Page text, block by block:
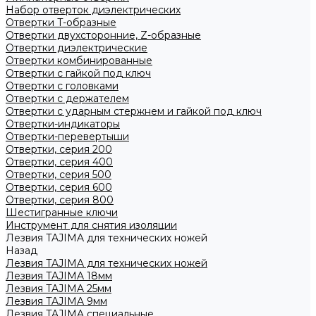
Набор отверток диэлектрических
Отвертки T-образные
Отвертки двухсторонние, Z-образные
Отвертки диэлектрические
Отвертки комбинированные
Отвертки с гайкой под ключ
Отвертки с головками
Отвертки с держателем
Отвертки с ударным стержнем и гайкой под ключ
Отвертки-индикаторы
Отвертки-перевертыши
Отвертки, серия 200
Отвертки, серия 400
Отвертки, серия 500
Отвертки, серия 600
Отвертки, серия 800
Шестигранные ключи
Инструмент для снятия изоляции
Лезвия TAJIMA для технических ножей
Назад
Лезвия TAJIMA для технических ножей
Лезвия TAJIMA 18мм
Лезвия TAJIMA 25мм
Лезвия TAJIMA 9мм